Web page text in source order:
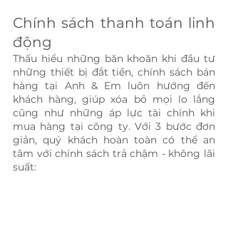
Chính sách thanh toán linh
động
Thấu hiểu những băn khoăn khi đầu tư
những thiết bị đắt tiền, chính sách bán
hàng tại Anh & Em luôn hướng đến
khách hàng, giúp xóa bỏ mọi lo lắng
cũng như những áp lực tài chính khi
mua hàng tại công ty. Với 3 bước đơn
giản, quý khách hoàn toàn có thể an
tâm với chính sách trả chậm - không lãi
suất: